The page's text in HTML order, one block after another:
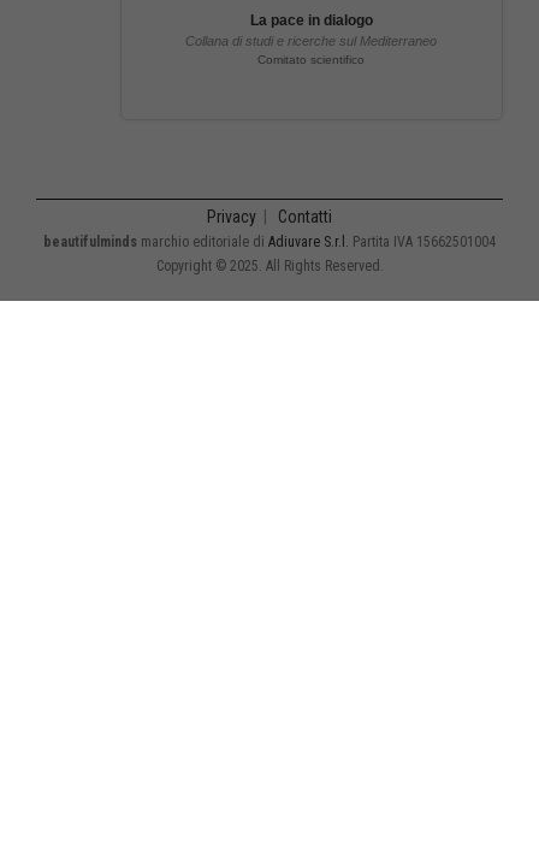
La pace in dialogo
Collana di studi e ricerche sul Mediterraneo
Comitato scientifico
Privacy Contatti
beautifulminds marchio editoriale di Adiuvare S.r.l.
Partita IVA 15662501004
Copyright © 2025. All Rights Reserved.